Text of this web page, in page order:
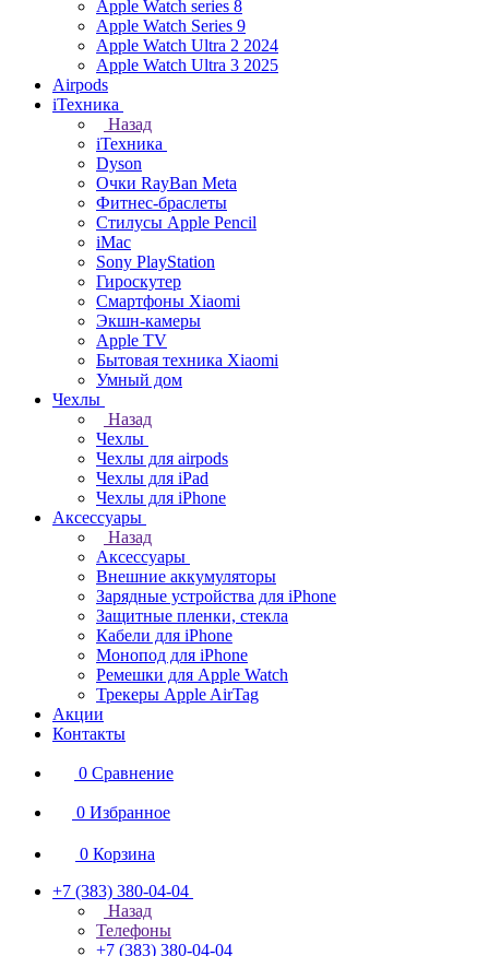
Apple Watch series 8
Apple Watch Series 9
Apple Watch Ultra 2 2024
Apple Watch Ultra 3 2025
Airpods
iТехника
Назад
iТехника
Dyson
Очки RayBan Meta
Фитнес-браслеты
Стилусы Apple Pencil
iMac
Sony PlayStation
Гироскутер
Смартфоны Xiaomi
Экшн-камеры
Apple TV
Бытовая техника Xiaomi
Умный дом
Чехлы
Назад
Чехлы
Чехлы для airpods
Чехлы для iPad
Чехлы для iPhone
Аксессуары
Назад
Аксессуары
Внешние аккумуляторы
Зарядные устройства для iPhone
Защитные пленки, стекла
Кабели для iPhone
Монопод для iPhone
Ремешки для Apple Watch
Трекеры Apple AirTag
Акции
Контакты
0 Сравнение
0 Избранное
0 Корзина
+7 (383) 380-04-04
Назад
Телефоны
+7 (383) 380-04-04